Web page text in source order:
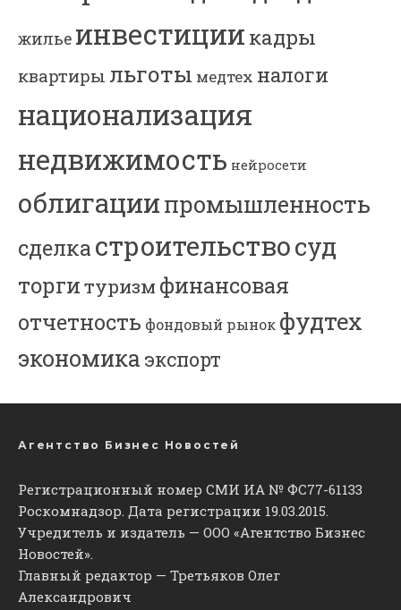
жилье инвестиции кадры
квартиры льготы медтех налоги
национализация
недвижимость нейросети
облигациипромышленность
сделкастроительствосуд
торгитуризм финансовая
отчетность фондовый рынок фудтех
экономика экспорт
Агентство Бизнес Новостей
Регистрационный номер СМИ ИА № ФС77-61133
Роскомнадзор. Дата регистрации 19.03.2015.
Учредитель и издатель — ООО «Агентство Бизнес
Новостей».
Главный редактор — Третьяков Олег
Александрович